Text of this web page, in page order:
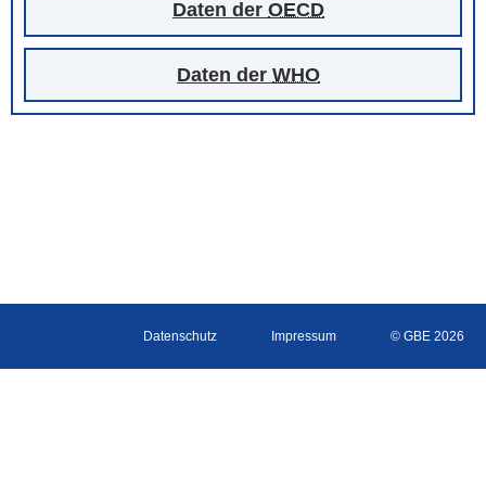
Daten der OECD
Daten der WHO
Datenschutz Impressum © GBE 2026